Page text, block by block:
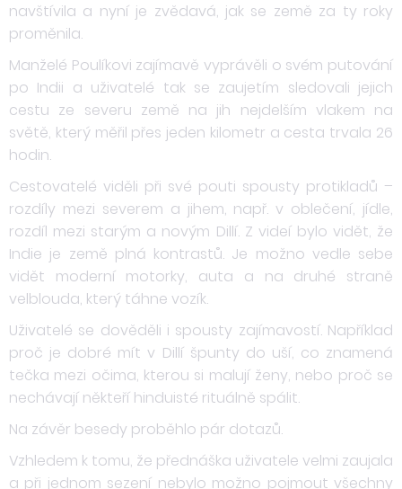
navštívila a nyní je zvědavá, jak se země za ty roky
proměnila.
Manželé Poulíkovi zajímavě vyprávěli o svém putování
po Indii a uživatelé tak se zaujetím sledovali jejich
cestu ze severu země na jih nejdelším vlakem na
světě, který měřil přes jeden kilometr a cesta trvala 26
hodin.
Cestovatelé viděli při své pouti spousty protikladů –
rozdíly mezi severem a jihem, např. v oblečení, jídle,
rozdíl mezi starým a novým Dillí. Z videí bylo vidět, že
Indie je země plná kontrastů. Je možno vedle sebe
vidět moderní motorky, auta a na druhé straně
velblouda, který táhne vozík.
Uživatelé se dověděli i spousty zajímavostí. Například
proč je dobré mít v Dillí špunty do uší, co znamená
tečka mezi očima, kterou si malují ženy, nebo proč se
nechávají někteří hinduisté rituálně spálit.
Na závěr besedy proběhlo pár dotazů.
Vzhledem k tomu, že přednáška uživatele velmi zaujala
a při jednom sezení nebylo možno pojmout všechny